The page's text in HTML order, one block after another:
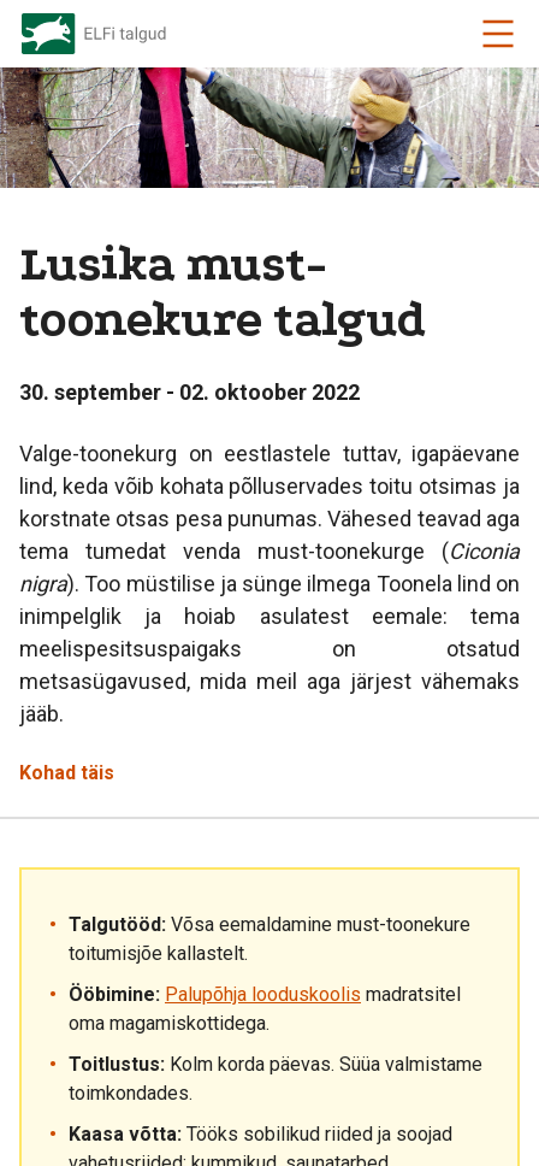
Lusika must-
toonekure talgud
30. september - 02. oktoober 2022
Valge-toonekurg on eestlastele tuttav, igapäevane
lind, keda võib kohata põlluservades toitu otsimas ja
korstnate otsas pesa punumas. Vähesed teavad aga
tema tumedat venda must-toonekurge (Ciconia
nigra). Too müstilise ja sünge ilmega Toonela lind on
inimpelglik ja hoiab asulatest eemale: tema
meelispesitsuspaigaks on otsatud
metsasügavused, mida meil aga järjest vähemaks
jääb.
Kohad täis
Talgutööd: Võsa eemaldamine must-toonekure
toitumisjõe kallastelt.
Ööbimine: Palupõhja looduskoolis madratsitel
oma magamiskottidega.
Toitlustus: Kolm korda päevas. Süüa valmistame
toimkondades.
Kaasa võtta: Tööks sobilikud riided ja soojad